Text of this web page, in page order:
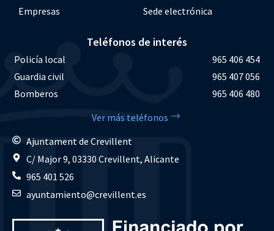
Empresas
Sede electrónica
Teléfonos de interés
Policía local
965 406 454
Guardia civil
965 407 056
Bomberos
965 406 480
Ver más teléfonos
Ajuntament de Crevillent
C/ Major 9, 03330 Crevillent, Alicante
965 401 526
ayuntamiento@crevillent.es